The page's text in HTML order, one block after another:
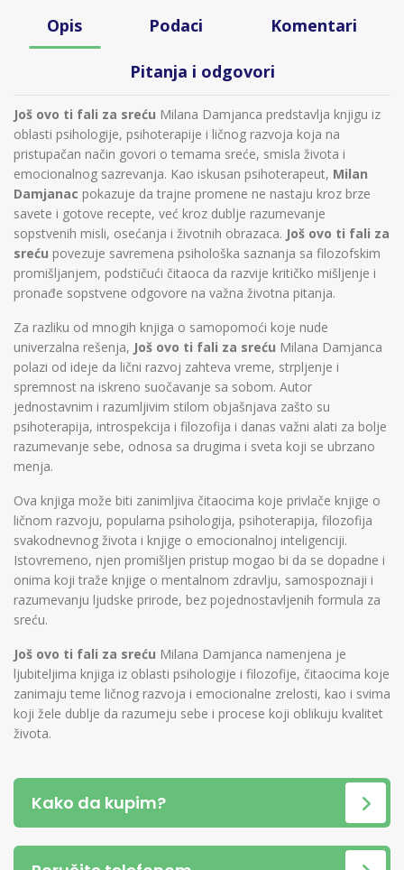
Opis Podaci Komentari
Pitanja i odgovori
Još ovo ti fali za sreću Milana Damjanca predstavlja knjigu iz
oblasti psihologije, psihoterapije i ličnog razvoja koja na
pristupačan način govori o temama sreće, smisla života i
emocionalnog sazrevanja. Kao iskusan psihoterapeut, Milan
Damjanac pokazuje da trajne promene ne nastaju kroz brze
savete i gotove recepte, već kroz dublje razumevanje
sopstvenih misli, osećanja i životnih obrazaca. Još ovo ti fali za
sreću povezuje savremena psihološka saznanja sa filozofskim
promišljanjem, podstičući čitaoca da razvije kritičko mišljenje i
pronađe sopstvene odgovore na važna životna pitanja.
Za razliku od mnogih knjiga o samopomoći koje nude
univerzalna rešenja, Još ovo ti fali za sreću Milana Damjanca
polazi od ideje da lični razvoj zahteva vreme, strpljenje i
spremnost na iskreno suočavanje sa sobom. Autor
jednostavnim i razumljivim stilom objašnjava zašto su
psihoterapija, introspekcija i filozofija i danas važni alati za bolje
razumevanje sebe, odnosa sa drugima i sveta koji se ubrzano
menja.
Ova knjiga može biti zanimljiva čitaocima koje privlače knjige o
ličnom razvoju, popularna psihologija, psihoterapija, filozofija
svakodnevnog života i knjige o emocionalnoj inteligenciji.
Istovremeno, njen promišljen pristup mogao bi da se dopadne i
onima koji traže knjige o mentalnom zdravlju, samospoznaji i
razumevanju ljudske prirode, bez pojednostavljenih formula za
sreću.
Još ovo ti fali za sreću Milana Damjanca namenjena je
ljubiteljima knjiga iz oblasti psihologije i filozofije, čitaocima koje
zanimaju teme ličnog razvoja i emocionalne zrelosti, kao i svima
koji žele dublje da razumeju sebe i procese koji oblikuju kvalitet
života.
Kako da kupim?